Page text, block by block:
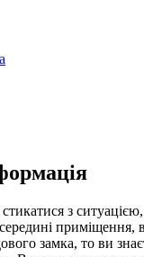
з
приміщення,
замка, то ви